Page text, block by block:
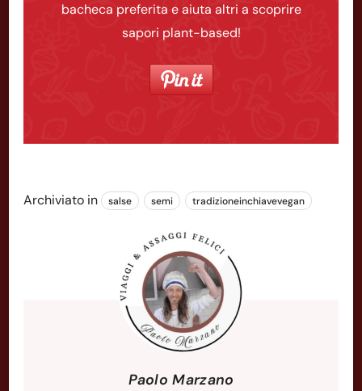
bacheca preferita e aiuta altri a scoprire
sapori plant-based!
Archiviato in salse semi tradizioneinchiavevegan
Paolo Marzano